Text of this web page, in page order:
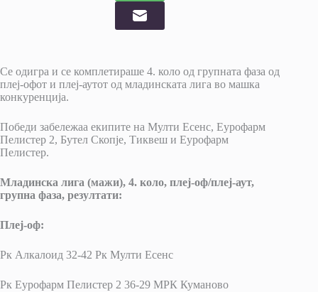
Се одигра и се комплетираше 4. коло од групната фаза од
плеј-офот и плеј-аутот од младинската лига во машка
конкуренција.
Победи забележаа екипите на Мулти Есенс, Еурофарм
Пелистер 2, Бутел Скопје, Тиквеш и Еурофарм
Пелистер.
Младинска лига (мажи), 4. коло, плеј-оф/плеј-аут,
групна фаза, резултати:
Плеј-оф:
Рк Алкалоид 32-42 Рк Мулти Есенс
Рк Еурофарм Пелистер 2 36-29 МРК Куманово